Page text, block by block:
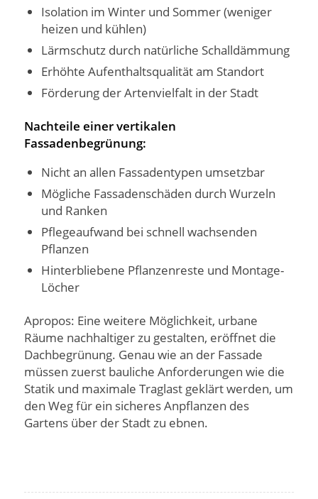
Isolation im Winter und Sommer (weniger
heizen und kühlen)
Lärmschutz durch natürliche Schalldämmung
Erhöhte Aufenthaltsqualität am Standort
Förderung der Artenvielfalt in der Stadt
Nachteile einer vertikalen
Fassadenbegrünung:
Nicht an allen Fassadentypen umsetzbar
Mögliche Fassadenschäden durch Wurzeln
und Ranken
Pflegeaufwand bei schnell wachsenden
Pflanzen
Hinterbliebene Pflanzenreste und Montage-
Löcher
Apropos: Eine weitere Möglichkeit, urbane
Räume nachhaltiger zu gestalten, eröffnet die
Dachbegrünung. Genau wie an der Fassade
müssen zuerst bauliche Anforderungen wie die
Statik und maximale Traglast geklärt werden, um
den Weg für ein sicheres Anpflanzen des
Gartens über der Stadt zu ebnen.